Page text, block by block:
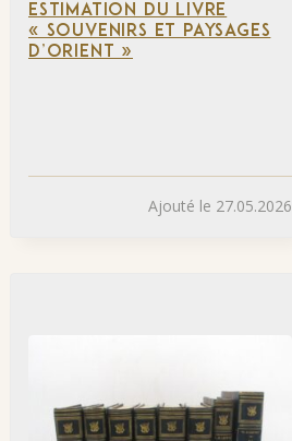
ESTIMATION DU LIVRE
« SOUVENIRS ET PAYSAGES
D’ORIENT »
Ajouté le 27.05.2026